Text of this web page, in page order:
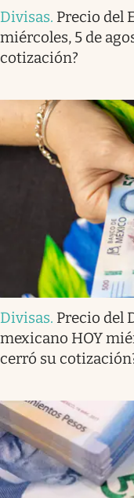
Divisas. Precio del
miércoles, 5 de
cotización?
Divisas. Precio del
mexicano HOY
cerró su